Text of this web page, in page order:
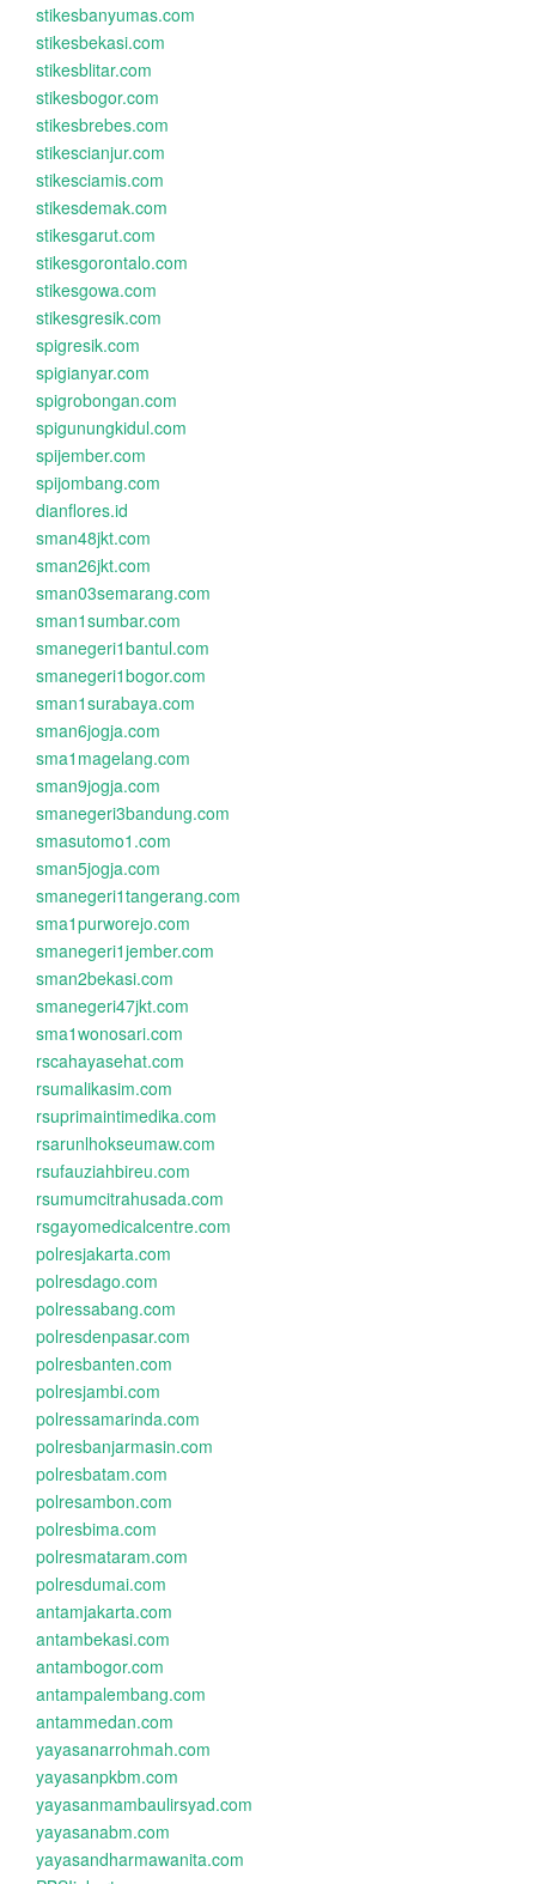
stikesbanyumas.com
stikesbekasi.com
stikesblitar.com
stikesbogor.com
stikesbrebes.com
stikescianjur.com
stikesciamis.com
stikesdemak.com
stikesgarut.com
stikesgorontalo.com
stikesgowa.com
stikesgresik.com
spigresik.com
spigianyar.com
spigrobongan.com
spigunungkidul.com
spijember.com
spijombang.com
dianflores.id
sman48jkt.com
sman26jkt.com
sman03semarang.com
sman1sumbar.com
smanegeri1bantul.com
smanegeri1bogor.com
sman1surabaya.com
sman6jogja.com
sma1magelang.com
sman9jogja.com
smanegeri3bandung.com
smasutomo1.com
sman5jogja.com
smanegeri1tangerang.com
sma1purworejo.com
smanegeri1jember.com
sman2bekasi.com
smanegeri47jkt.com
sma1wonosari.com
rscahayasehat.com
rsumalikasim.com
rsuprimaintimedika.com
rsarunlhokseumaw.com
rsufauziahbireu.com
rsumumcitrahusada.com
rsgayomedicalcentre.com
polresjakarta.com
polresdago.com
polressabang.com
polresdenpasar.com
polresbanten.com
polresjambi.com
polressamarinda.com
polresbanjarmasin.com
polresbatam.com
polresambon.com
polresbima.com
polresmataram.com
polresdumai.com
antamjakarta.com
antambekasi.com
antambogor.com
antampalembang.com
antammedan.com
yayasanarrohmah.com
yayasanpkbm.com
yayasanmambaulirsyad.com
yayasanabm.com
yayasandharmawanita.com